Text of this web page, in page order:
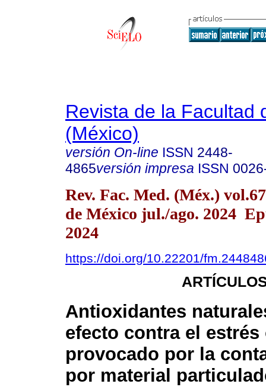
Revista de la Facultad
(México)
versión On-line ISSN 2448-
4865versión impresa ISSN
Rev. Fac. Med. (Méx.)
de México jul./ago. 2024
2024
https://doi.org/10.22201/
Antioxidantes
efecto contra el estrés
provocado por la
por material